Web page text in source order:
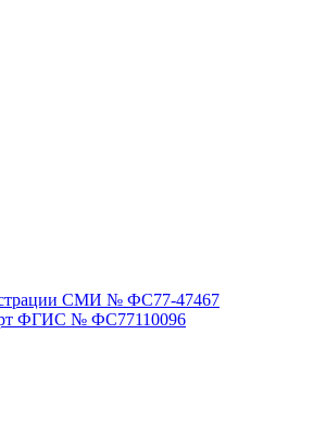
СМИ № ФС77-47467
ФГИС № ФС77110096